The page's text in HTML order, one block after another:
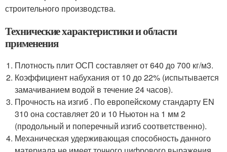
строительного производства.
Технические характеристики и области
применения
Плотность плит ОСП составляет от 640 до 700 кг/м3.
Коэффициент набухания от 10 до 22% (испытывается
замачиванием водой в течение 24 часов).
Прочность на изгиб . По европейскому стандарту EN
310 она составляет 20 и 10 Ньютон на 1 мм 2
(продольный и поперечный изгиб соответственно).
Механическая удерживающая способность данного